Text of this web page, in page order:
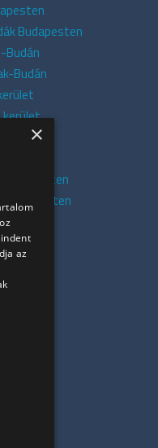
Budapesten
Budán
Budán
kerület
Budapesten
Budapesten
×
az